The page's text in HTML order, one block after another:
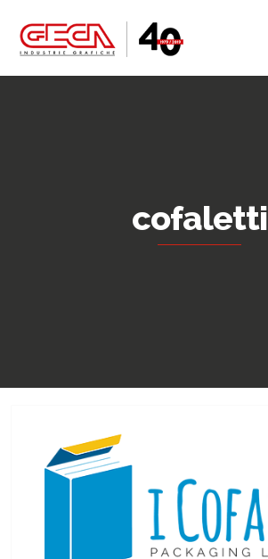
cofaletti